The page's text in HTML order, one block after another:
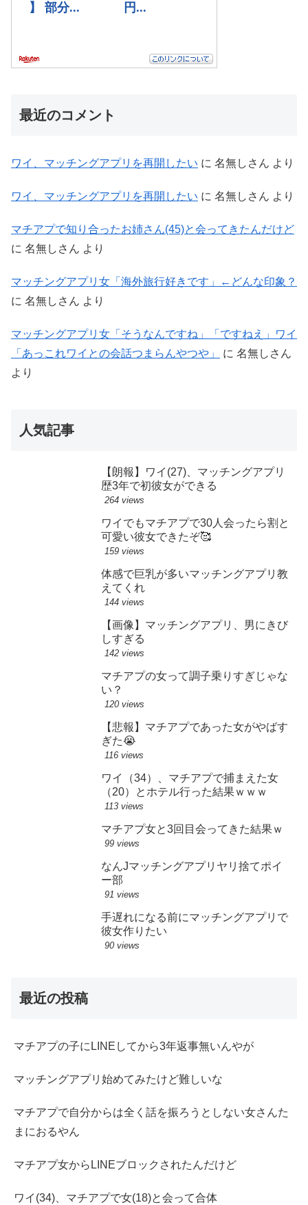
最近のコメント
ワイ、マッチングアプリを再開したい に 名無しさん より
ワイ、マッチングアプリを再開したい に 名無しさん より
マチアプで知り合ったお姉さん(45)と会ってきたんだけど
に 名無しさん より
マッチングアプリ女「海外旅行好きです」←どんな印象？
に 名無しさん より
マッチングアプリ女「そうなんですね」「ですねえ」ワイ
「あっこれワイとの会話つまらんやつや」
に 名無しさん
より
人気記事
【朗報】ワイ(27)、マッチングアプリ
歴3年で初彼女ができる
264 views
ワイでもマチアプで30人会ったら割と
可愛い彼女できたぞ🥰
159 views
体感で巨乳が多いマッチングアプリ教
えてくれ
144 views
【画像】マッチングアプリ、男にきび
しすぎる
142 views
マチアプの女って調子乗りすぎじゃな
い？
120 views
【悲報】マチアプであった女がやばす
ぎた😭
116 views
ワイ（34）、マチアプで捕まえた女
（20）とホテル行った結果ｗｗｗ
113 views
マチアプ女と3回目会ってきた結果ｗ
99 views
なんJマッチングアプリヤリ捨てポイ
ー部
91 views
手遅れになる前にマッチングアプリで
彼女作りたい
90 views
最近の投稿
マチアプの子にLINEしてから3年返事無いんやが
マッチングアプリ始めてみたけど難しいな
マチアプで自分からは全く話を振ろうとしない女さんた
まにおるやん
マチアプ女からLINEブロックされたんだけど
ワイ(34)、マチアプで女(18)と会って合体